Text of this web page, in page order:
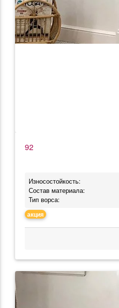
92
Износостойкость:
Состав материала:
Тип ворса:
акция